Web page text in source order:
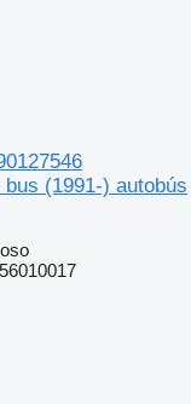
(1991-) autobús